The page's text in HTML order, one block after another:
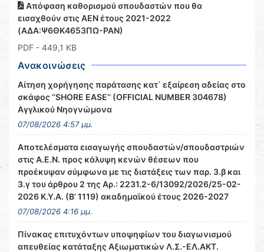
Απόφαση καθορισμού σπουδαστών που θα
εισαχθούν στις ΑΕΝ έτους 2021-2022
(ΑΔΑ:Ψ6ΘΚ4653ΠΩ-ΡΑΝ)
PDF - 449,1 KB
Ανακοινώσεις
Αίτηση χορήγησης παράτασης κατ΄ εξαίρεση αδείας στο
σκάφος ‘’SHORE EASE’’ (OFFICIAL NUMBER 304678)
Αγγλικού Νηογνώμονα
07/08/2026 4:57 μμ.
Αποτελέσματα εισαγωγής σπουδαστών/σπουδαστριών
στις Α.Ε.Ν. προς κάλυψη κενών θέσεων που
προέκυψαν σύμφωνα με τις διατάξεις των παρ. 3.β και
3.γ του άρθρου 2 της Αρ.: 2231.2-6/13092/2026/25-02-
2026 Κ.Υ.Α. (Β’ 1119) ακαδημαϊκού έτους 2026-2027
07/08/2026 4:16 μμ.
Πίνακας επιτυχόντων υποψηφίων του διαγωνισμού
απευθείας κατάταξης Αξιωματικών Λ.Σ.-ΕΛ.ΑΚΤ.